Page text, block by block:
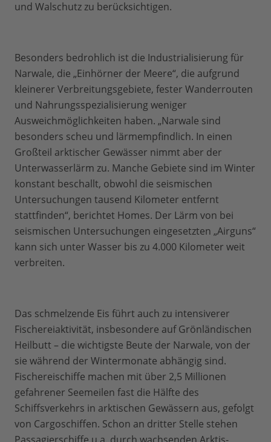
und Walschutz zu berücksichtigen.
Besonders bedrohlich ist die Industrialisierung für
Narwale, die „Einhörner der Meere“, die aufgrund
kleinerer Verbreitungsgebiete, fester Wanderrouten
und Nahrungsspezialisierung weniger
Ausweichmöglichkeiten haben. „Narwale sind
besonders scheu und lärmempfindlich. In einen
Großteil arktischer Gewässer nimmt aber der
Unterwasserlärm zu. Manche Gebiete sind im Winter
konstant beschallt, obwohl die seismischen
Untersuchungen tausend Kilometer entfernt
stattfinden“, berichtet Homes. Der Lärm von bei
seismischen Untersuchungen eingesetzten „Airguns“
kann sich unter Wasser bis zu 4.000 Kilometer weit
verbreiten.
Das schmelzende Eis führt auch zu intensiverer
Fischereiaktivität, insbesondere auf Grönländischen
Heilbutt – die wichtigste Beute der Narwale, von der
sie während der Wintermonate abhängig sind.
Fischereischiffe machen mit über 2,5 Millionen
gefahrener Seemeilen fast die Hälfte des
Schiffsverkehrs in arktischen Gewässern aus, gefolgt
von Cargoschiffen. Schon an dritter Stelle stehen